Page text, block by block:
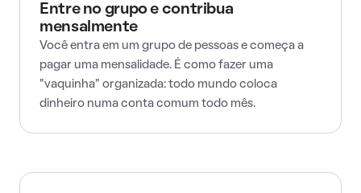
Entre no grupo e contribua
mensalmente
Você entra em um grupo de pessoas e começa a
pagar uma mensalidade. É como fazer uma
"vaquinha" organizada: todo mundo coloca
dinheiro numa conta comum todo mês.